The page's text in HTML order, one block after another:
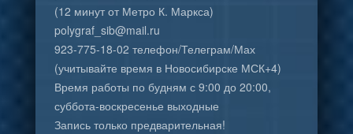
(12 минут от Метро К. Маркса)
polygraf_sib@mail.ru
923-775-18-02 телефон/Телеграм/Мах
(учитывайте время в Новосибирске МСК+4)
Время работы по будням с 9:00 до 20:00,
суббота-воскресенье выходные
Запись только предварительная!